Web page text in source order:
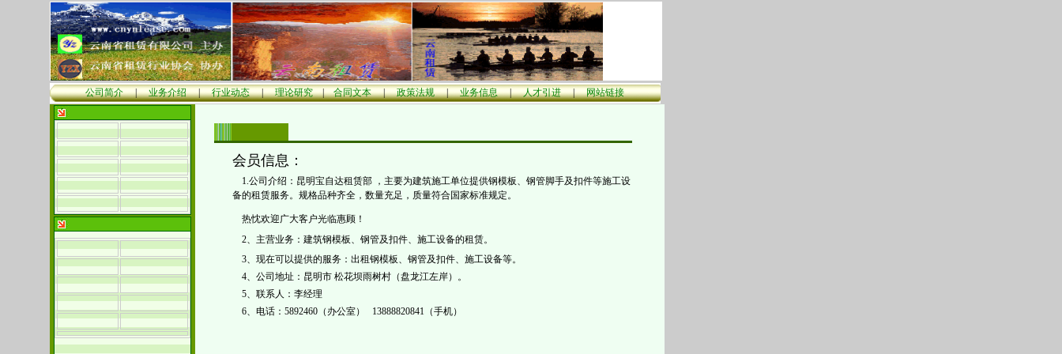
公司简介|业务介绍|行业动态|理论研究|合同文本|政策法规|业务信息|人才引进|网站链接
会员信息：
1.公司介绍：昆明宝自达租赁部 ，主要为建筑施工单位提供钢模板、钢管脚手及扣件等施工设
备的租赁服务。规格品种齐全，数量充足，质量符合国家标准规定。
热忱欢迎广大客户光临惠顾！
2、
主营业务：建筑钢模板、钢管及扣件、施工设备的租赁。
3、 现在可以提供的服务：出租钢模板、钢管及扣件、施工设备等。
4、公司地址：昆明市 松花坝雨树村（盘龙江左岸）。
5、 联系人： 李经理
6、 电话：5892460（办公室） 13888820841（手机）